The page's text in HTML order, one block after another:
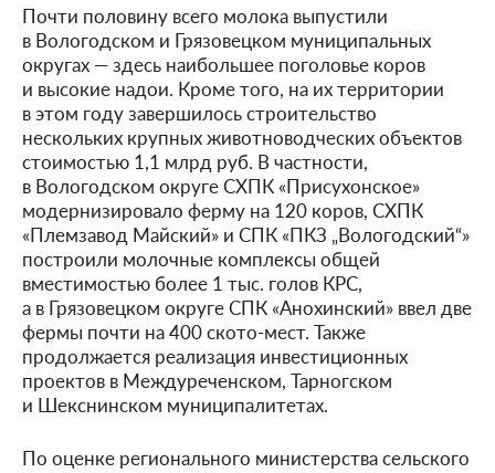
Почти половину всего молока выпустили
в Вологодском и Грязовецком муниципальных
округах — здесь наибольшее поголовье коров
и высокие надои. Кроме того, на их территории
в этом году завершилось строительство
нескольких крупных животноводческих объектов
стоимостью 1,1 млрд руб. В частности,
в Вологодском округе СХПК «Присухонское»
модернизировало ферму на 120 коров, СХПК
«Племзавод Майский» и СПК «ПКЗ „Вологодский“»
построили молочные комплексы общей
вместимостью более 1 тыс. голов КРС,
а в Грязовецком округе СПК «Анохинский» ввел две
фермы почти на 400 ското-мест. Также
продолжается реализация инвестиционных
проектов в Междуреченском, Тарногском
и Шекснинском муниципалитетах.
По оценке регионального министерства сельского